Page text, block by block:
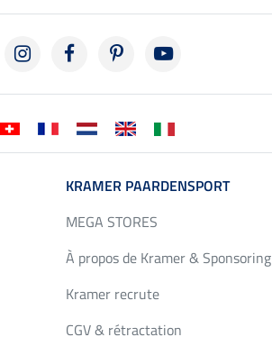
KRAMER PAARDENSPORT
MEGA STORES
À propos de Kramer & Sponsoring
Kramer recrute
CGV & rétractation